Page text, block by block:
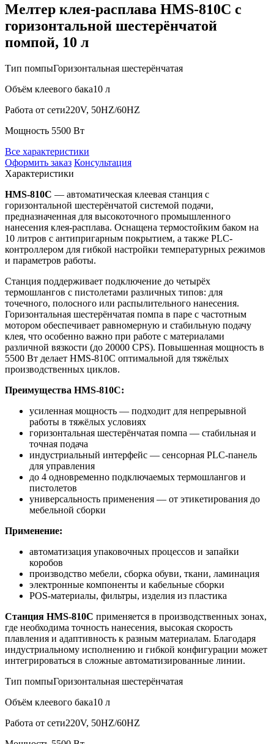
Мелтер клея-расплава HMS-810C с
горизонтальной шестерёнчатой
помпой, 10 л
Тип помпыГоризонтальная шестерёнчатая
Объём клеевого бака10 л
Работа от сети220V, 50HZ/60HZ
Мощность 5500 Вт
Все характеристики
Оформить заказ Консультация
Характеристики
HMS-810C — автоматическая клеевая станция с
горизонтальной шестерёнчатой системой подачи,
предназначенная для высокоточного промышленного
нанесения клея-расплава. Оснащена термостойким баком на
10 литров с антипригарным покрытием, а также PLC-
контроллером для гибкой настройки температурных режимов
и параметров работы.
Станция поддерживает подключение до четырёх
термошлангов с пистолетами различных типов: для
точечного, полосного или распылительного нанесения.
Горизонтальная шестерёнчатая помпа в паре с частотным
мотором обеспечивает равномерную и стабильную подачу
клея, что особенно важно при работе с материалами
различной вязкости (до 20000 CPS). Повышенная мощность в
5500 Вт делает HMS-810C оптимальной для тяжёлых
производственных циклов.
Преимущества HMS-810C:
усиленная мощность — подходит для непрерывной
работы в тяжёлых условиях
горизонтальная шестерёнчатая помпа — стабильная и
точная подача
индустриальный интерфейс — сенсорная PLC-панель
для управления
до 4 одновременно подключаемых термошлангов и
пистолетов
универсальность применения — от этикетирования до
мебельной сборки
Применение:
автоматизация упаковочных процессов и запайки
коробов
производство мебели, сборка обуви, ткани, ламинация
электронные компоненты и кабельные сборки
POS-материалы, фильтры, изделия из пластика
Станция HMS-810C применяется в производственных зонах,
где необходима точность нанесения, высокая скорость
плавления и адаптивность к разным материалам. Благодаря
индустриальному исполнению и гибкой конфигурации может
интегрироваться в сложные автоматизированные линии.
Тип помпыГоризонтальная шестерёнчатая
Объём клеевого бака10 л
Работа от сети220V, 50HZ/60HZ